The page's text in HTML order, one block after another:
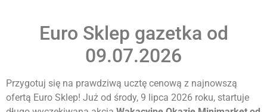
Euro Sklep gazetka od
09.07.2026
Przygotuj się na prawdziwą ucztę cenową z najnowszą
ofertą Euro Sklep! Już od środy, 9 lipca 2026 roku, startuje